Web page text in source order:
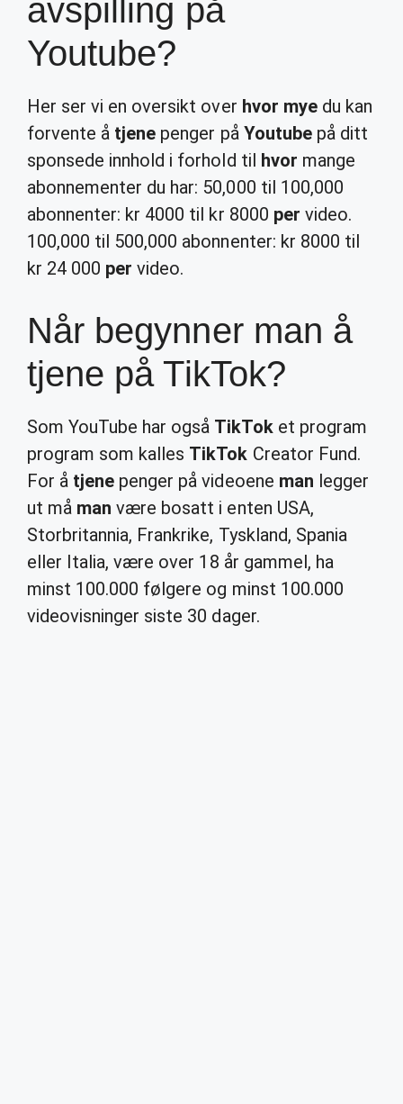
avspilling på
Youtube?
Her ser vi en oversikt over hvor myedu kan
forvente å tjene penger på Youtubepå ditt
sponsede innhold i forhold til hvor mange
abonnementer du har: 50,000 til 100,000
abonnenter: kr 4000 til kr 8000 per video.
100,000 til 500,000 abonnenter: kr 8000 til
kr 24 000 per video.
Når begynner man å
tjene på TikTok?
Som YouTube har også TikToket program
program som kalles TikTok Creator Fund.
For å tjene penger på videoene man legger
ut må man være bosatt i enten USA,
Storbritannia, Frankrike, Tyskland, Spania
eller Italia, være over 18 år gammel, ha
minst 100.000 følgere og minst 100.000
videovisninger siste 30 dager.